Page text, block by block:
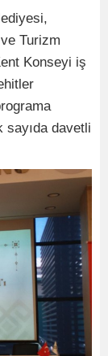
Turizm
Konseyi iş
davetli